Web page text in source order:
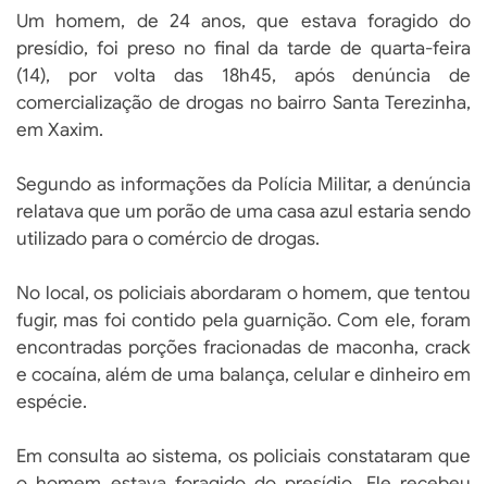
Um homem, de 24 anos, que estava foragido do
presídio, foi preso no final da tarde de quarta-feira
(14), por volta das 18h45, após denúncia de
comercialização de drogas no bairro Santa Terezinha,
em Xaxim.
Segundo as informações da Polícia Militar, a denúncia
relatava que um porão de uma casa azul estaria sendo
utilizado para o comércio de drogas.
No local, os policiais abordaram o homem, que tentou
fugir, mas foi contido pela guarnição. Com ele, foram
encontradas porções fracionadas de maconha, crack
e cocaína, além de uma balança, celular e dinheiro em
espécie.
Em consulta ao sistema, os policiais constataram que